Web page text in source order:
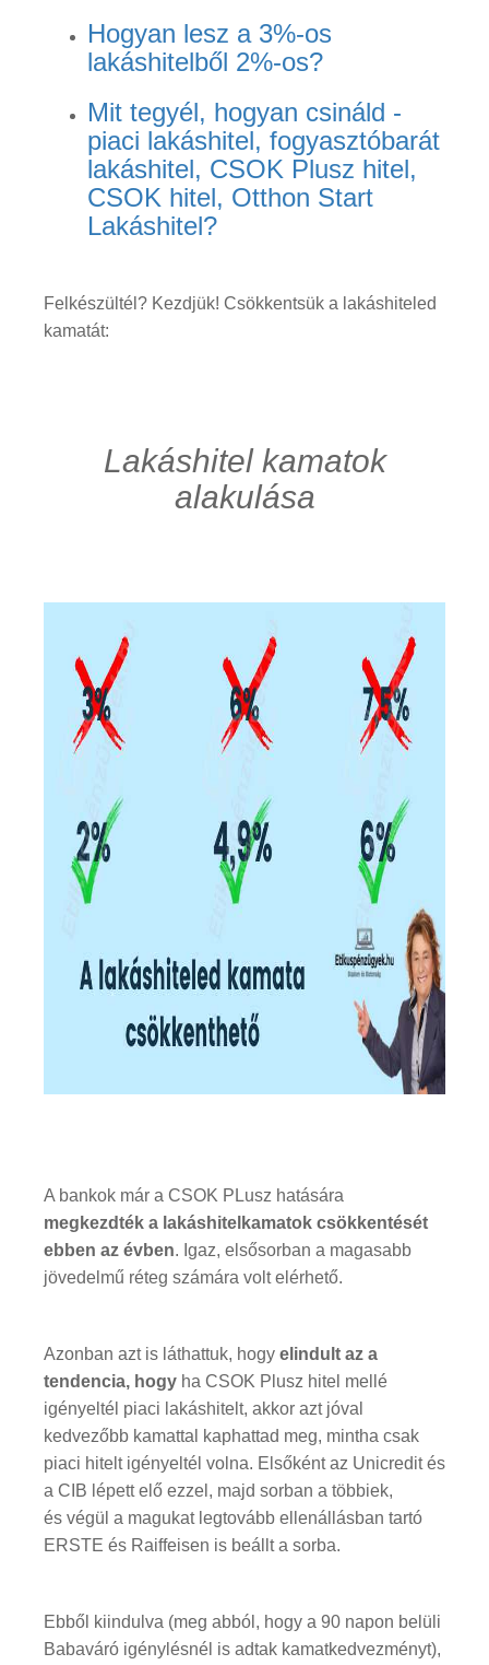
Hogyan lesz a 3%-os
lakáshitelből 2%-os?
Mit tegyél, hogyan csináld -
piaci lakáshitel, fogyasztóbarát
lakáshitel, CSOK Plusz hitel,
CSOK hitel, Otthon Start
Lakáshitel?
Felkészültél? Kezdjük! Csökkentsük a lakáshiteled
kamatát:
Lakáshitel kamatok
alakulása
A bankok már a CSOK PLusz hatására
megkezdték a lakáshitelkamatok csökkentését
ebben az évben. Igaz, elsősorban a magasabb
jövedelmű réteg számára volt elérhető.
Azonban azt is láthattuk, hogy elindult az a
tendencia, hogy ha CSOK Plusz hitel mellé
igényeltél piaci lakáshitelt, akkor azt jóval
kedvezőbb kamattal kaphattad meg, mintha csak
piaci hitelt igényeltél volna. Elsőként az Unicredit és
a CIB lépett elő ezzel, majd sorban a többiek,
és végül a magukat legtovább ellenállásban tartó
ERSTE és Raiffeisen is beállt a sorba.
Ebből kiindulva (meg abból, hogy a 90 napon belüli
Babaváró igénylésnél is adtak kamatkedvezményt),